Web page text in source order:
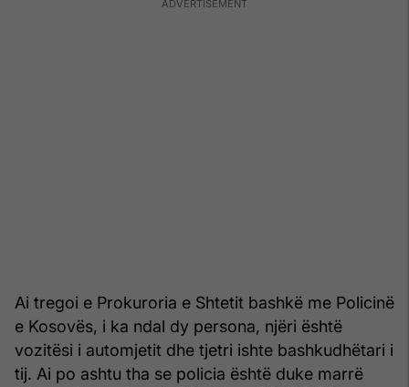
Ai tregoi e Prokuroria e Shtetit bashkë me Policinë
e Kosovës, i ka ndal dy persona, njëri është
vozitësi i automjetit dhe tjetri ishte bashkudhëtari i
tij. Ai po ashtu tha se policia është duke marrë